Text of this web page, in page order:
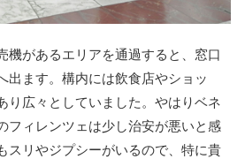
機があるエリアを通過すると、窓口
出ます。構内には飲食店やショッ
り広々としていました。やはりベネ
フィレンツェは少し治安が悪いと感
スリやジプシーがいるので、特に貴